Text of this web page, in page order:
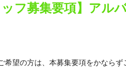
ッフ募集要項】アル
望の方は、本募集要項をかならず